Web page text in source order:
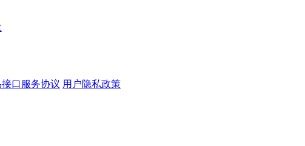
口服务协议 用户隐私政策